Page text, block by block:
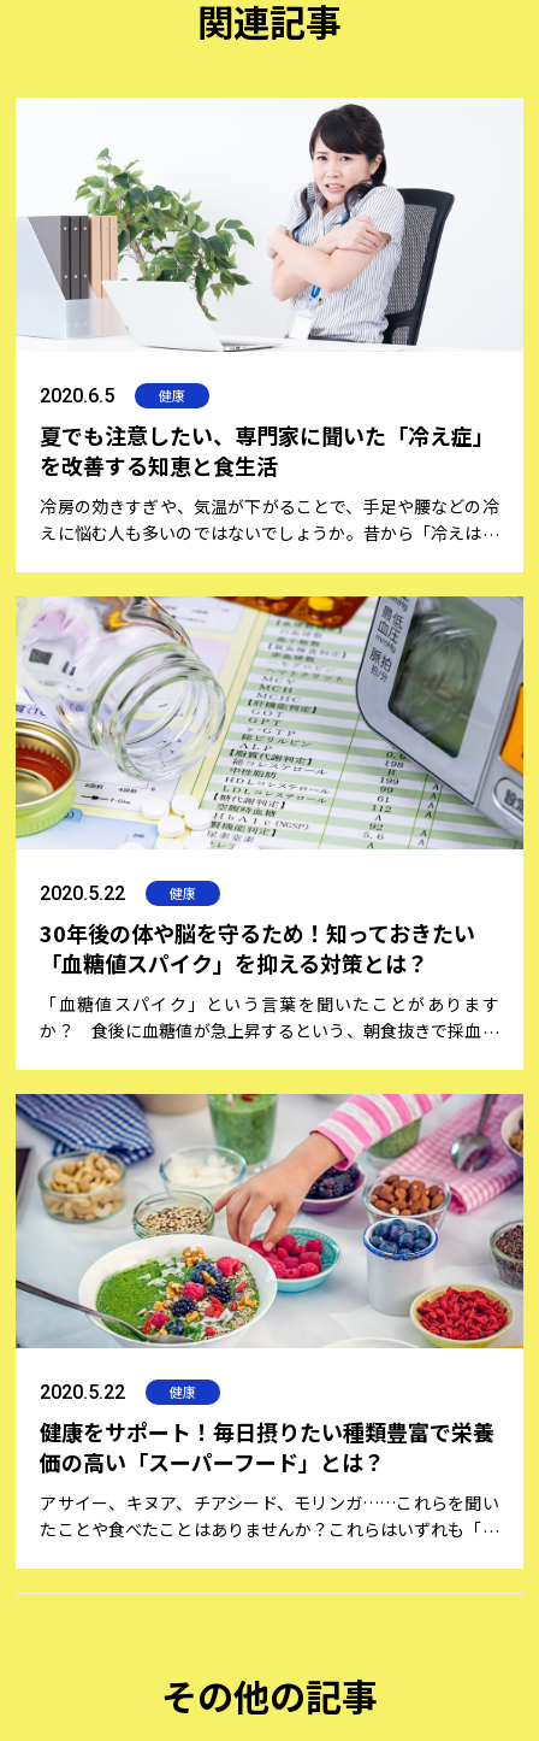
関連記事
2020.6.5 健康
夏でも注意したい、専門家に聞いた「冷え症」
を改善する知恵と食生活
冷房の効きすぎや、気温が下がることで、手足や腰などの冷
えに悩む人も多いのではないでしょうか。昔から「冷えは万
なります。これだけ多くの人が悩んでいるにもかかわらず、
「冷え症」とはそもそもどういう状態なのか、なぜ起きるの
かはあまり知られていません。冷え症について正しく理解す
るために、冷え症研究の第一人者である横浜市立大学の中村
幸代先生にうかがいました。
2020.5.22 健康
30年後の体や脳を守るため！知っておきたい
「血糖値スパイク」を抑える対策とは？
「血糖値スパイク」という言葉を聞いたことがあります
か？ 食後に血糖値が急上昇するという、朝食抜きで採血を
ると心臓病やがん、そして認知症を生じやすいこともわかっ
てきています。血糖値スパイクとその予防について、大阪大
学大学院医学系研究科 臨床遺伝子治療学の武田朱公（しゅこ
う）准教授にお話をうかがいました。
2020.5.22 健康
健康をサポート！毎日摂りたい種類豊富で栄養
価の高い「スーパーフード」とは？
アサイー、キヌア、チアシード、モリンガ……これらを聞い
たことや食べたことはありませんか？これらはいずれも「ス
や効果などの基礎知識をご紹介いたします。病気予防、美肌
作りなどのために取り入れたいスーパーフード、そのパワー
その他の記事